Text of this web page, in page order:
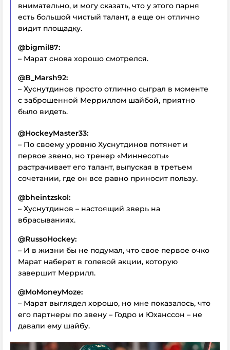
внимательно, и могу сказать, что у этого парня
есть большой чистый талант, а еще он отлично
видит площадку.
@bigmil87:
– Марат снова хорошо смотрелся.
@B_Marsh92:
– Хуснутдинов просто отлично сыграл в моменте
с заброшенной Мерриллом шайбой, приятно
было видеть.
@HockeyMaster33:
– По своему уровню Хуснутдинов потянет и
первое звено, но тренер «Миннесоты»
растрачивает его талант, выпуская в третьем
сочетании, где он все равно приносит пользу.
@bheintzskol:
– Хуснутдинов – настоящий зверь на
вбрасываниях.
@RussoHockey:
– И в жизни бы не подумал, что свое первое очко
Марат наберет в голевой акции, которую
завершит Меррилл.
@MoMoneyMoze:
– Марат выглядел хорошо, но мне показалось, что
его партнеры по звену – Годро и Юханссон – не
давали ему шайбу.